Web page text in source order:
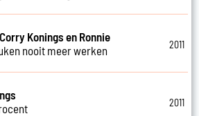
Konings en Ronnie
nooit meer werken
2011
2011